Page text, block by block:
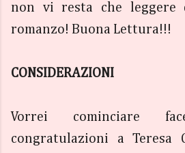
non vi resta che leggere
romanzo! Buona Lettura!!!
CONSIDERAZIONI
Vorrei cominciare
congratulazioni a Teresa